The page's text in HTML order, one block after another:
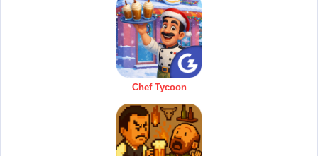
Chef Tycoon